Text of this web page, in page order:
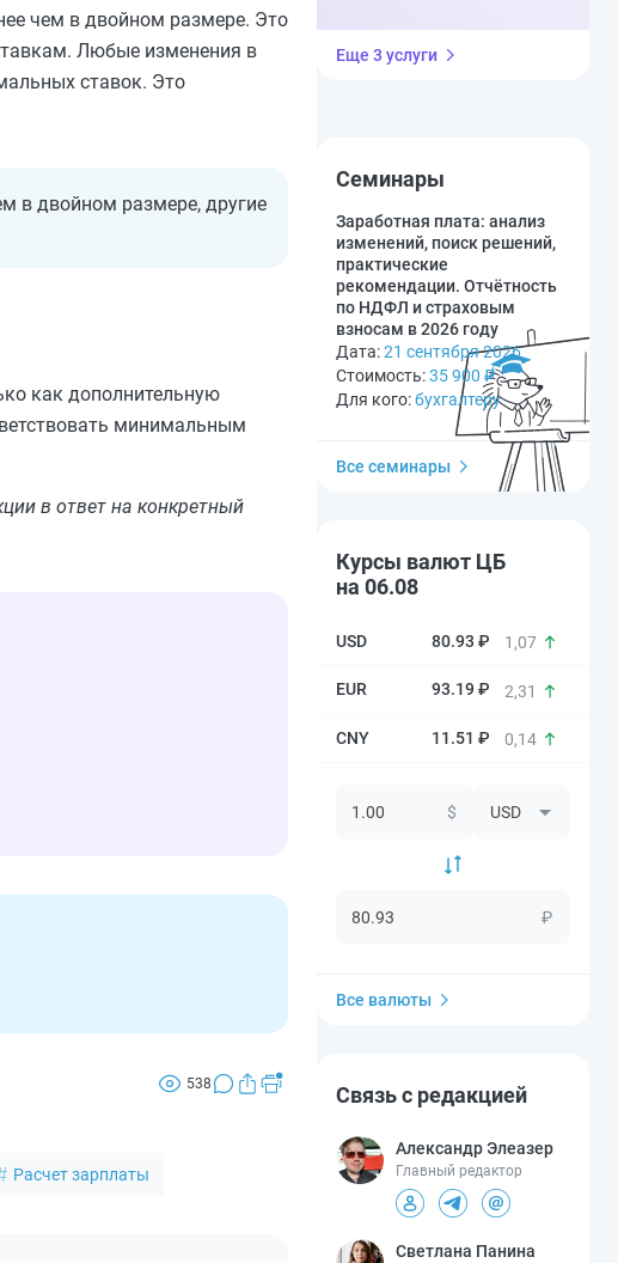
чем в двойном размере. Это
Любые изменения в
ставок. Это
в двойном размере, другие
как дополнительную
минимальным
в ответ на конкретный
538
Расчет зарплаты
Еще 3 услуги
Семинары
Заработная плата: анализ
изменений, поиск решений,
практические
рекомендации. Отчётность
по НДФЛ и страховым
взносам в 2026 году
Дата:21 сентября 2026
Стоимость:35 900 ₽
Для кого:бухгалтеру
Все семинары
Курсы валют ЦБ
на 06.08
80.93 ₽ 1,07
93.19 ₽ 2,31
11.51 ₽ 0,14
$
₽
Все валюты
Связь с редакцией
Александр Элеазер
Главный редактор
Светлана Панина